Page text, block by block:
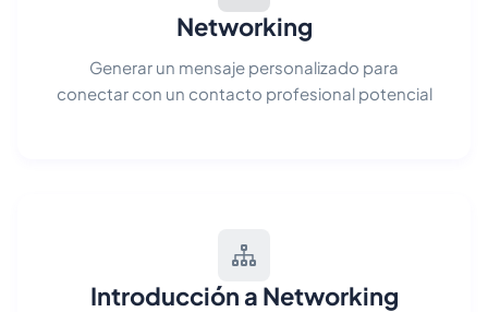
Networking
Generar un mensaje personalizado para
conectar con un contacto profesional potencial
Introducción a Networking